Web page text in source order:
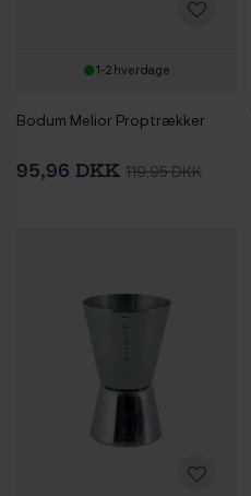
1-2 hverdage
Bodum Melior Proptrækker
95,96 DKK 119,95 DKK